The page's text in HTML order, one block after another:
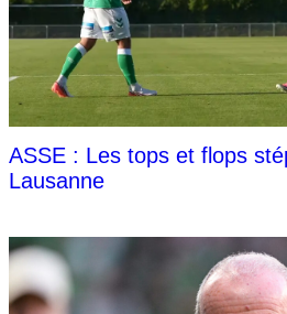
ASSE : Les tops et flops
Lausanne